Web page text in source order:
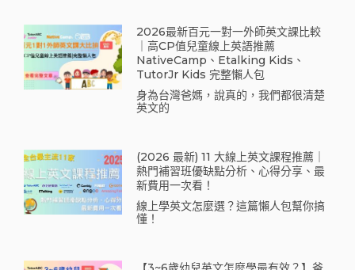
2026最新百元一對一外師英文課比較
｜高CP值兒童線上英語推薦
NativeCamp、Etalking Kids、
TutorJr Kids 完整懶人包
身為台灣爸媽，說真的，我們都很清楚
英文的
(2026 最新) 11 大線上英文課程推薦｜
熱門補習班優缺點分析、心得分享、最
新費用一次看！
線上學英文怎麼選？這篇懶人包幫你搞
懂！